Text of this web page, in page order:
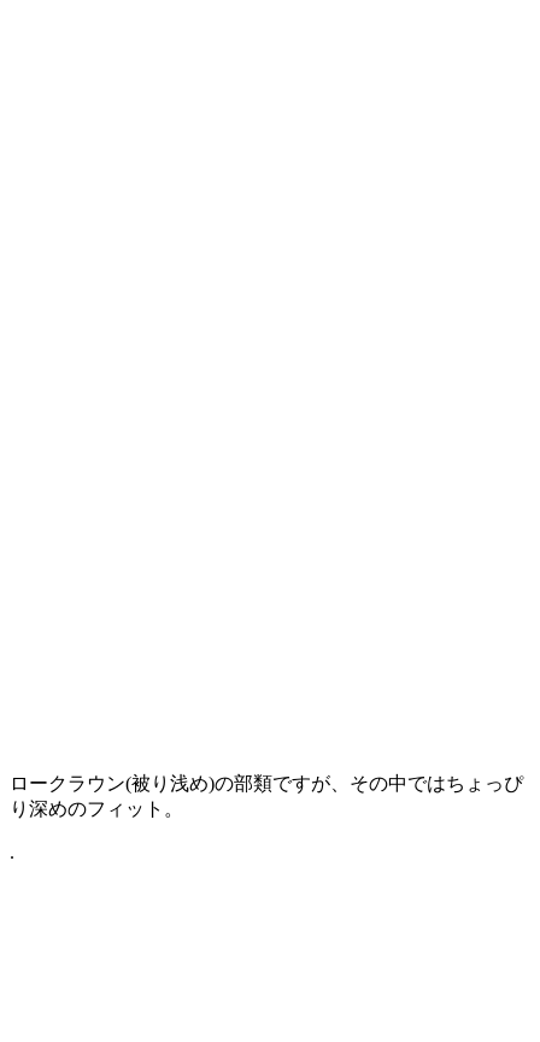
ロークラウン(被り浅め)の部類ですが、その中ではちょっぴ
り深めのフィット。
.